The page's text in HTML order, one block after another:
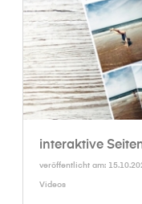
interaktive
veröffentlicht am:
Videos